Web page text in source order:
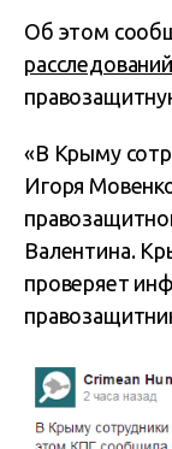
Об этом
расследований
«В Крыму
Игоря
Валентина.
проверяет